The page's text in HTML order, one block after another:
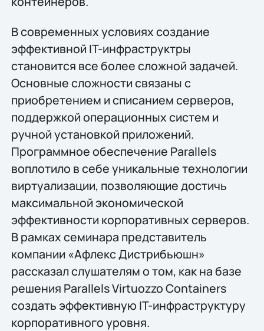
В современных условиях создание
эффективной IT-инфраструктры
становится все более сложной задачей.
Основные сложности связаны с
приобретением и списанием серверов,
поддержкой операционных систем и
ручной установкой приложений.
Программное обеспечение Parallels
воплотило в себе уникальные технологии
виртуализации, позволяющие достичь
максимальной экономической
эффективности корпоративных серверов.
В рамках семинара представитель
компании «Афлекс Дистрибьюшн»
рассказал слушателям о том, как на базе
решения Parallels Virtuozzo Containers
создать эффективную IT-инфраструктуру
корпоративного уровня.